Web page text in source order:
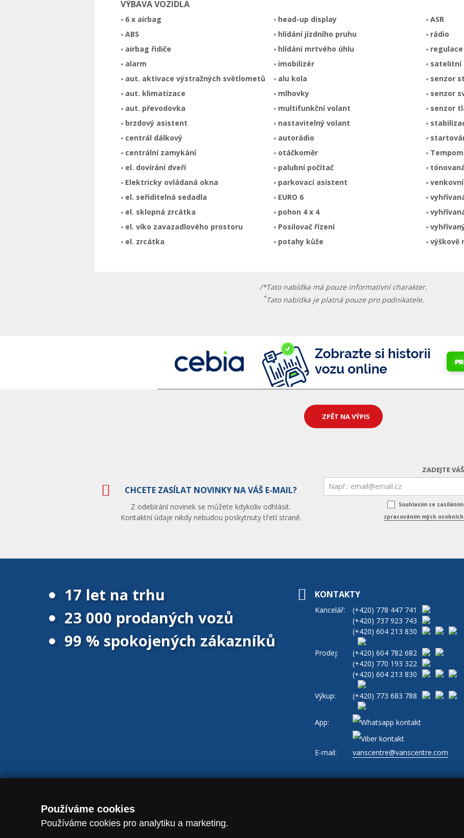
VÝBAVA VOZIDLA
6 x airbag
ABS
airbag řidiče
alarm
aut. aktivace výstražných světlometů
aut. klimatizace
aut. převodovka
brzdový asistent
centrál dálkový
centrální zamykání
el. dovírání dveří
Elektricky ovládaná okna
el. seřiditelná sedadla
el. sklopná zrcátka
el. víko zavazadlového prostoru
el. zrcátka
head-up display
hlídání jízdního pruhu
hlídání mrtvého úhlu
imobilizér
alu kola
mlhovky
multifunkční volant
nastavitelný volant
autorádio
otáčkoměr
palubní počítač
parkovací asistent
EURO 6
pohon 4 x 4
Posilovač řízení
potahy kůže
ASR
rádio
satelitní
senzor
senzor
senzor
výškově
/*Tato nabídka má pouze informativní charakter.
*Tato nabídka je platná pouze pro podnikatele.
ZPĚT NA VÝPIS
CHCETE ZASÍLAT NOVINKY NA VÁŠ E-MAIL?
Z odebírání novinek se můžete kdykoliv odhlásit.
Kontaktní údaje nikdy nebudou poskytnuty třetí straně.
ZADEJTE
Souhlasím se zasíláním
zpracováním mých
17 let na trhu
23 000 prodaných vozů
99 % spokojených zákazníků
KONTAKTY
Kancelář: (+420) 778 447 741
(+420) 737 923 743
(+420) 604 213 830
Prodej: (+420) 604 782 682
(+420) 770 193 322
(+420) 604 213 830
Výkup: (+420) 773 683 788
App:
E-mail: vanscentre@vanscentre.com
Používáme cookies
Používáme cookies pro analytiku a marketing.